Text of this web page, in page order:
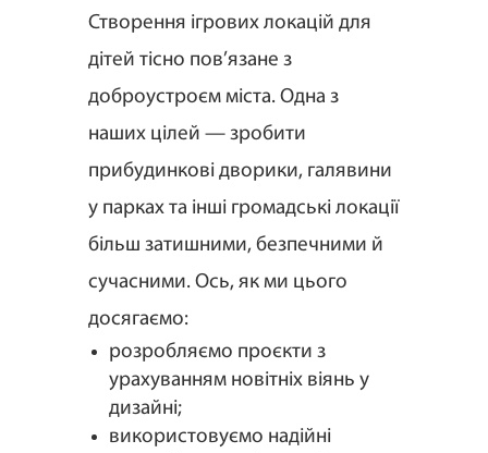
Створення ігрових локацій для
дітей тісно пов’язане з
доброустроєм міста. Одна з
наших цілей — зробити
прибудинкові дворики, галявини
у парках та інші громадські локації
більш затишними, безпечними й
сучасними. Ось, як ми цього
досягаємо:
розробляємо проєкти з
урахуванням новітніх віянь у
дизайні;
використовуємо надійні